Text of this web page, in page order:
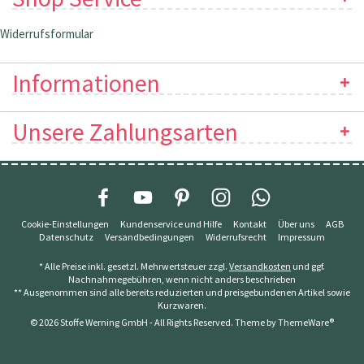
Widerrufsformular
Informationen
Unsere Zahlungsarten
Cookie-Einstellungen Kundenservice und Hilfe Kontakt Über uns
AGB
Datenschutz
Versandbedingungen Widerrufsrecht Impressum
* Alle Preise inkl. gesetzl. Mehrwertsteuer zzgl. Versandkosten und ggf.
Nachnahmegebühren, wenn nicht anders beschrieben
** Ausgenommen sind alle bereits reduzierten und preisgebundenen Artikel sowie
Kurzwaren.
© 2026 Stoffe Werning GmbH - All Rights Reserved. Theme byThemeWare®